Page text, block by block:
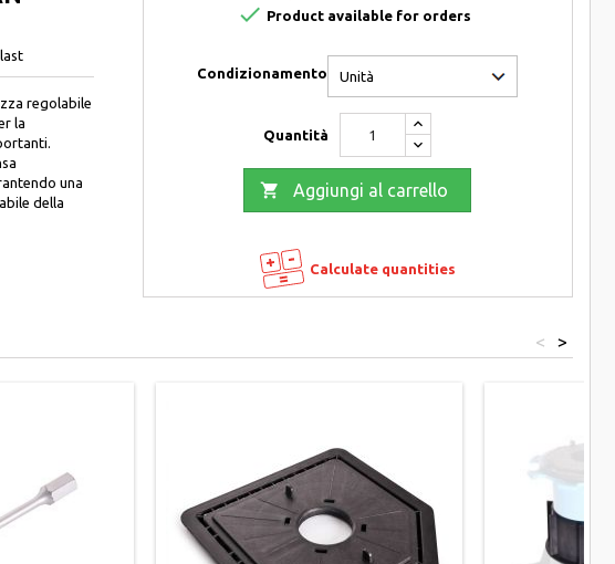
regolabile
la
una
della
 Product available for orders
Condizionamento
Quantità
 Aggiungi al carrello
Calculate quantities
>
<